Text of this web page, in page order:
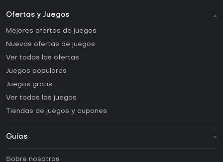
Ofertas y Juegos
Mejores ofertas de juegos
Nuevas ofertas de juegos
Ver todas las ofertas
Juegos populares
Juegos gratis
Ver todos los juegos
Tiendas de juegos y cupones
Guías
Sobre nosotros